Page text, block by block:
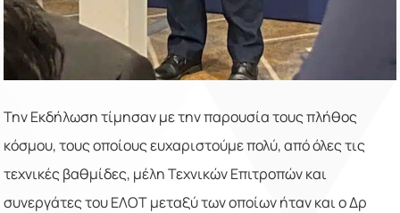
Την Εκδήλωση τίμησαν με την παρουσία τους πλήθος
κόσμου, τους οποίους ευχαριστούμε πολύ, από όλες τις
τεχνικές βαθμίδες, μέλη Τεχνικών Επιτροπών και
συνεργάτες του ΕΛΟΤ μεταξύ των οποίων ήταν και ο Δρ